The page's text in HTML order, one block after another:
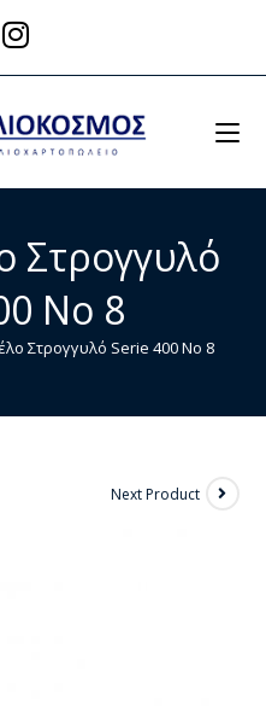
Στρογγυλό
No 8
Στρογγυλό Serie 400 No 8
Next Product